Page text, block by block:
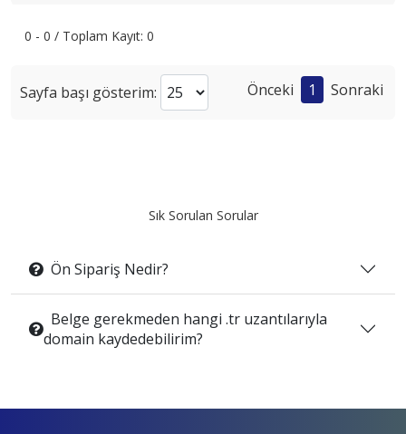
0 - 0 / Toplam Kayıt: 0
Sayfa başı gösterim: Önceki 1 Sonraki
Sık Sorulan Sorular
Ön Sipariş Nedir?
Belge gerekmeden hangi .tr uzantılarıyla
domain kaydedebilirim?